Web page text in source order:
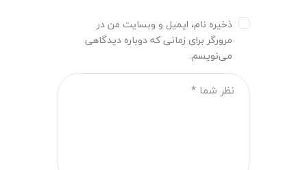
ذخیره نام، ایمیل و وبسایت من در
مرورگر برای زمانی که دوباره دیدگاهی
می‌نویسم.